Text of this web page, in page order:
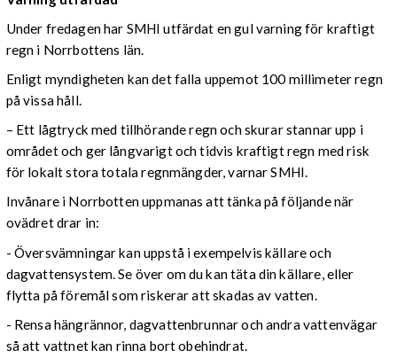
Under fredagen har SMHI utfärdat en gul varning för kraftigt
regn i Norrbottens län.
Enligt myndigheten kan det falla uppemot 100 millimeter regn
på vissa håll.
– Ett lågtryck med tillhörande regn och skurar stannar upp i
området och ger långvarigt och tidvis kraftigt regn med risk
för lokalt stora totala regnmängder, varnar SMHI.
Invånare i Norrbotten uppmanas att tänka på följande när
ovädret drar in:
- Översvämningar kan uppstå i exempelvis källare och
dagvattensystem. Se över om du kan täta din källare, eller
flytta på föremål som riskerar att skadas av vatten.
- Rensa hängrännor, dagvattenbrunnar och andra vattenvägar
så att vattnet kan rinna bort obehindrat.